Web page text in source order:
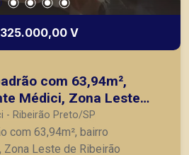
325.000,00 V
com 63,94m²,
Médici, Zona Leste
SP.
- Ribeirão Preto/SP
com 63,94m², bairro
Leste de Ribeirão